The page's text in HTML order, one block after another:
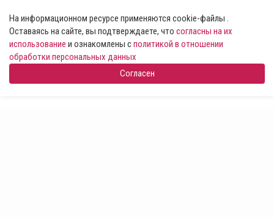
На информационном ресурсе применяются cookie-файлы .
Оставаясь на сайте, вы подтверждаете, что согласны на их
использование и ознакомлены сполитикой в отношении
обработки персональных данных
Согласен